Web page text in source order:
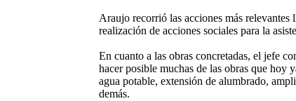
Araujo recorrió las acciones más relevantes
realización de acciones sociales para la
En cuanto a las obras concretadas, el jefe
hacer posible muchas de las obras que hoy
agua potable, extensión de alumbrado,
demás.